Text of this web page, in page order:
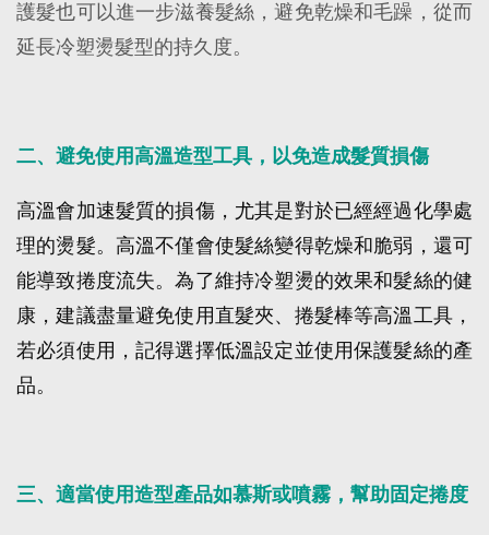
護髮也可以進一步滋養髮絲，避免乾燥和毛躁，從而
延長冷塑燙髮型的持久度。
二、避免使用高溫造型工具，以免造成髮質損傷
高溫會加速髮質的損傷，尤其是對於已經經過化學處
理的燙髮。高溫不僅會使髮絲變得乾燥和脆弱，還可
能導致捲度流失。為了維持冷塑燙的效果和髮絲的健
康，建議盡量避免使用直髮夾、捲髮棒等高溫工具，
若必須使用，記得選擇低溫設定並使用保護髮絲的產
品。
三、適當使用造型產品如慕斯或噴霧，幫助固定捲度